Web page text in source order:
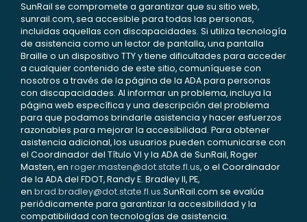
SunRail se compromete a garantizar que su sitio web,
sunrail.com, sea accesible para todas las personas,
incluidas aquellas con discapacidades. Si utiliza tecnología
de asistencia como un lector de pantalla, una pantalla
Braille o un dispositivo TTY y tiene dificultades para acceder
a cualquier contenido de este sitio, comuníquese con
nosotros a través de la página de la ADA para personas
con discapacidades. Al informar un problema, incluya la
página web específica y una descripción del problema
para que podamos brindarle asistencia y hacer esfuerzos
razonables para mejorar la accesibilidad. Para obtener
asistencia adicional, los usuarios pueden comunicarse con
el Coordinador del Título VI y la ADA de SunRail, Roger
Masten, en roger.masten@dot.state.fl.us, o el Coordinador
de la ADA del FDOT, Randy E. Bradley II, PE,
en brad.bradley@dot.state.fl.us.SunRail.com se evalúa
periódicamente para garantizar la accesibilidad y la
compatibilidad con tecnologías de asistencia.